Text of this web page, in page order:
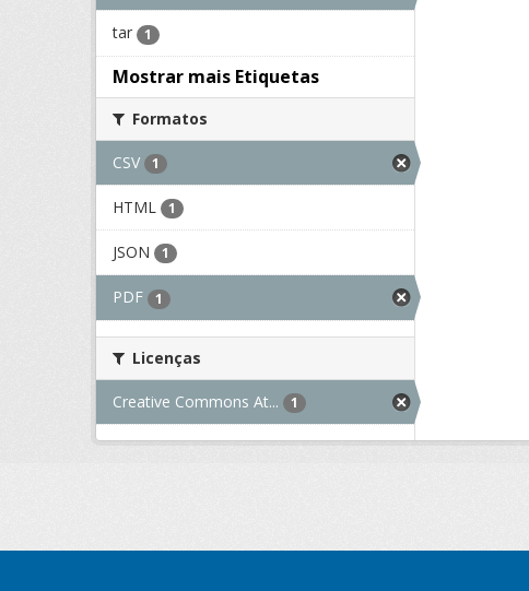
tar 1
Mostrar mais Etiquetas
Formatos
CSV 1
HTML 1
JSON 1
PDF 1
Licenças
Creative Commons At... 1